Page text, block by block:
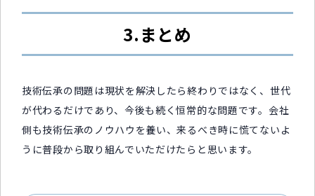
3.まとめ
技術伝承の問題は現状を解決したら終わりではなく、世代
が代わるだけであり、今後も続く恒常的な問題です。会社
側も技術伝承のノウハウを養い、来るべき時に慌てないよ
うに普段から取り組んでいただけたらと思います。